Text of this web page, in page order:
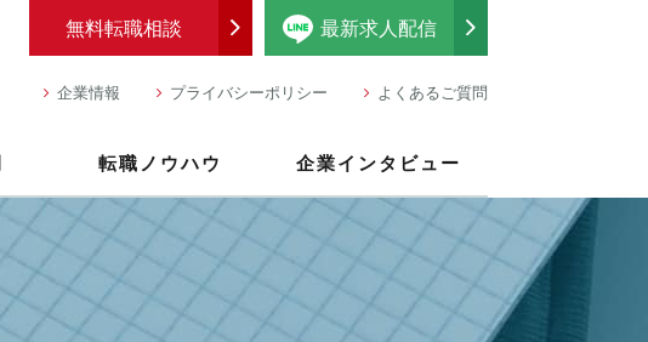
最新求人配信
無料転職相談
企業情報 プライバシーポリシー よくあるご質問
転職ノウハウ 企業インタビュー